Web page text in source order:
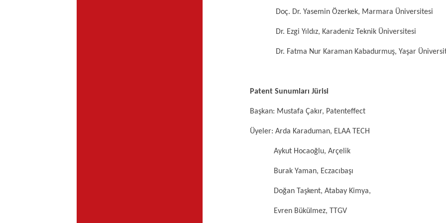
Doç. Dr. Yasemin Özerkek, Marmara Üniversitesi
Dr. Ezgi Yıldız, Karadeniz Teknik Üniversitesi
Dr. Fatma Nur Karaman Kabadurmuş, Yaşar
Patent Sunumları Jürisi
Başkan: Mustafa Çakır, Patenteffect
Üyeler: Arda Karaduman, ELAA TECH
Aykut Hocaoğlu, Arçelik
Burak Yaman, Eczacıbaşı
Doğan Taşkent, Atabay Kimya,
Evren Bükülmez, TTGV